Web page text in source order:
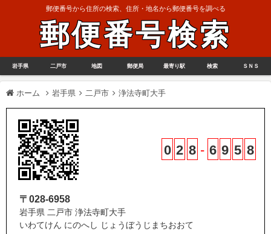
郵便番号から住所の検索、住所・地名から郵便番号を調べる
郵便番号検索
岩手県 二戸市 地図 郵便局 最寄り駅 検索 ＳＮＳ
ホーム 岩手県 二戸市 浄法寺町大手
0 2 8 - 6 9 5 8
〒028-6958
岩手県 二戸市 浄法寺町大手
いわてけん にのへし じょうぼうじまちおおて